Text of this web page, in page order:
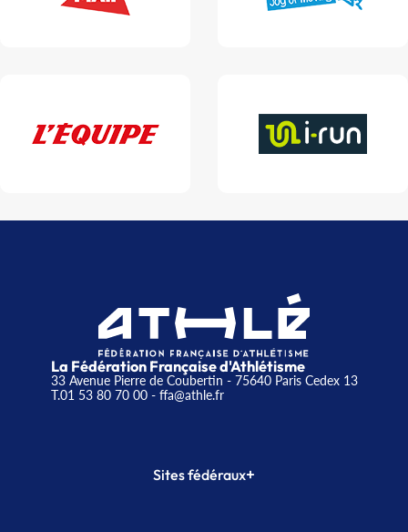
La Fédération Française d'Athlétisme
33 Avenue Pierre de Coubertin - 75640 Paris Cedex 13
T.01 53 80 70 00- ffa@athle.fr
Sites fédéraux+